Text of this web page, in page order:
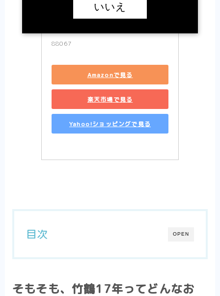
竹鶴17年ピュアモルト
88067
Amazonで見る
楽天市場で見る
Yahoo!ショッピングで見る
OPEN
目次
そもそも、竹鶴17年ってどんなお
いいえ